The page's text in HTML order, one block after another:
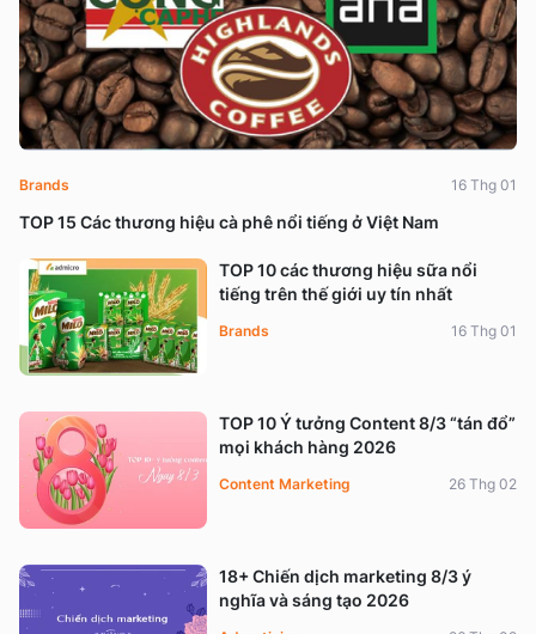
TOP 15 Các thương hiệu cà phê nổi tiếng ở Việt Nam
Brands 16 Thg 01
TOP 10 các thương hiệu sữa nổi
tiếng trên thế giới uy tín nhất
Brands 16 Thg 01
TOP 10 Ý tưởng Content 8/3 “tán đổ”
mọi khách hàng 2026
Content Marketing 26 Thg 02
18+ Chiến dịch marketing 8/3 ý
nghĩa và sáng tạo 2026